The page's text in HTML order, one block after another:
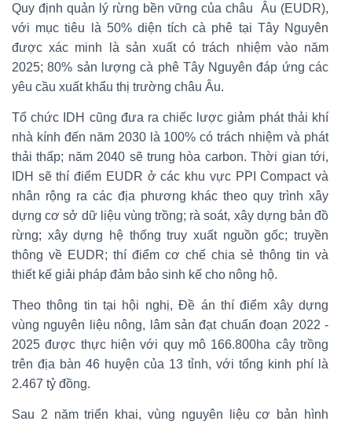
Quy định quản lý rừng bền vững của châu Âu (EUDR),
với mục tiêu là 50% diện tích cà phê tại Tây Nguyên
được xác minh là sản xuất có trách nhiệm vào năm
2025; 80% sản lượng cà phê Tây Nguyên đáp ứng các
yêu cầu xuất khẩu thị trường châu Âu.
Tổ chức IDH cũng đưa ra chiếc lược giảm phát thải khí
nhà kính đến năm 2030 là 100% có trách nhiệm và phát
thải thấp; năm 2040 sẽ trung hòa carbon. Thời gian tới,
IDH sẽ thí điểm EUDR ở các khu vực PPI Compact và
nhân rộng ra các địa phương khác theo quy trình xây
dựng cơ sở dữ liệu vùng trồng; rà soát, xây dựng bản đồ
rừng; xây dựng hệ thống truy xuất nguồn gốc; truyền
thông về EUDR; thí điểm cơ chế chia sẻ thông tin và
thiết kế giải pháp đảm bảo sinh kế cho nông hộ.
Theo thông tin tại hội nghị, Đề án thí điểm xây dựng
vùng nguyên liệu nông, lâm sản đạt chuẩn đoạn 2022 -
2025 được thực hiện với quy mô 166.800ha cây trồng
trên địa bàn 46 huyện của 13 tỉnh, với tổng kinh phí là
2.467 tỷ đồng.
Sau 2 năm triển khai, vùng nguyên liệu cơ bản hình